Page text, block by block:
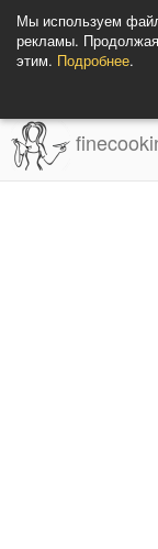
Мы используем
рекламы.
этим. Подробнее.